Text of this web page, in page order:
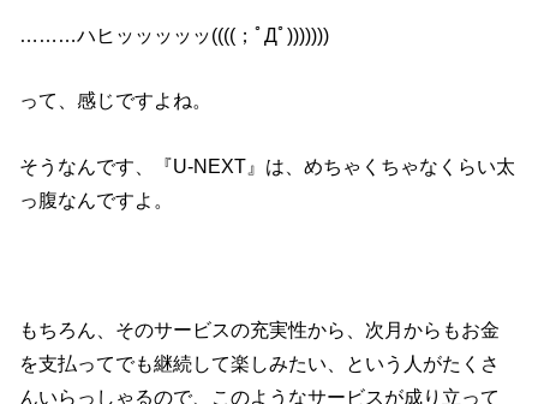
………ハヒッッッッッ((((；ﾟДﾟ)))))))
って、感じですよね。
そうなんです、『U-NEXT』は、めちゃくちゃなくらい太
っ腹なんですよ。
もちろん、そのサービスの充実性から、次月からもお金
を支払ってでも継続して楽しみたい、という人がたくさ
んいらっしゃるので、このようなサービスが成り立って